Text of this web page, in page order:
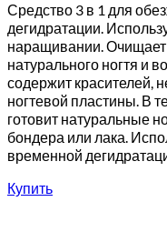
Средство 3 в 1 для
дегидратации.
наращивании. Очищает
натурального ногтя и
содержит красителей,
ногтевой пластины. В
готовит натуральные
бондера или лака.
временной
Купить